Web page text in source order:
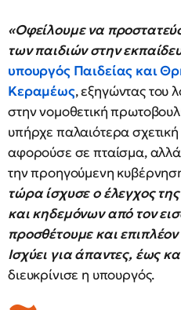
«Οφείλουμε να
των παιδιών στην
υπουργός Παιδείας και
Κεραμέως, εξηγώντας του
στην νομοθετική
υπήρχε παλαιότερα
αφορούσε σε πταίσμα,
την προηγούμενη
τώρα ίσχυσε ο έλεγχος
και κηδεμόνων από τον
προσθέτουμε και επιπλέον
Ισχύει για άπαντες, έως
διευκρίνισε η υπουργός.